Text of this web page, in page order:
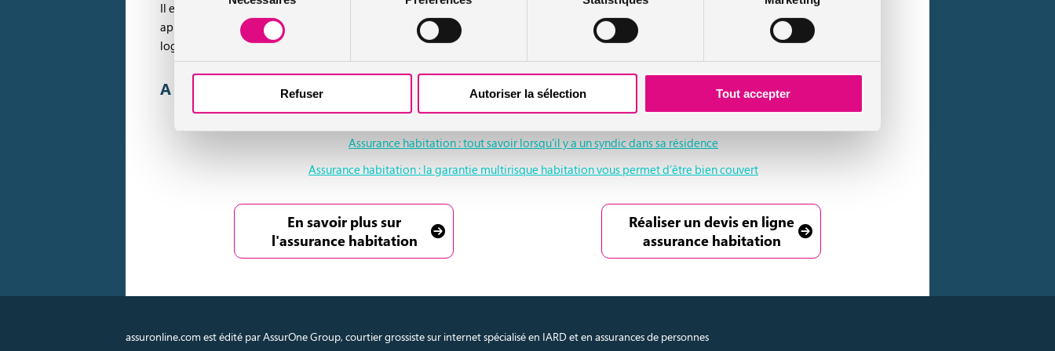
consentement
Refuser Autoriser la sélection Tout accepter
Il est important de se renseigner, en tant que copropriétaire, afin de savoir si cette assurance habitation collective couvre également chaque
appartement et donc le votre. Cette protection pourrait s’appliquer lors d’un incendie né dans votre appartement et ayant endommagé le
logement voisin par exemple. Idem pour une inondation.
A lire aussi :
Une rentrée 2015 moins coûteuse pour les étudiants
Assurance habitation : tout savoir lorsqu’il y a un syndic dans sa résidence
Assurance habitation : la garantie multirisque habitation vous permet d’être bien couvert
En savoir plus sur
l'assurance habitation
Réaliser un devis en ligne
assurance habitation
assuronline.com est édité par AssurOne Group, courtier grossiste sur internet spécialisé en IARD et en assurances de personnes